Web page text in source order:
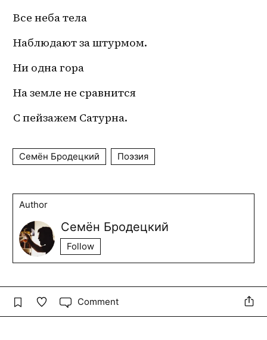
Все неба тела
Наблюдают за штурмом.
Ни одна гора
На земле не сравнится
С пейзажем Сатурна.
Семён Бродецкий Поэзия
Author
Семён Бродецкий
Follow
Comment